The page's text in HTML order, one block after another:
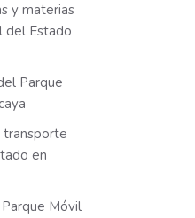
y materias
del Estado
Parque
transporte
en
Móvil